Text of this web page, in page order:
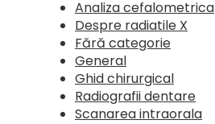
Analiza cefalometrica
Despre radiatile X
Fără categorie
General
Ghid chirurgical
Radiografii dentare
Scanarea intraorala